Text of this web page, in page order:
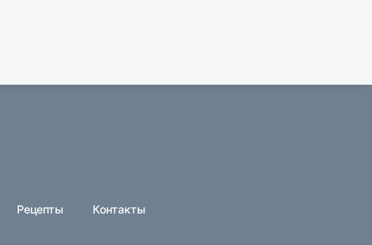
Рецепты Контакты